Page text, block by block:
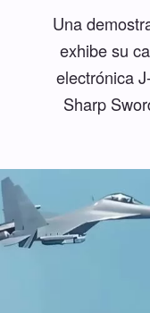
Una
exhibe su
electrónica
Sharp